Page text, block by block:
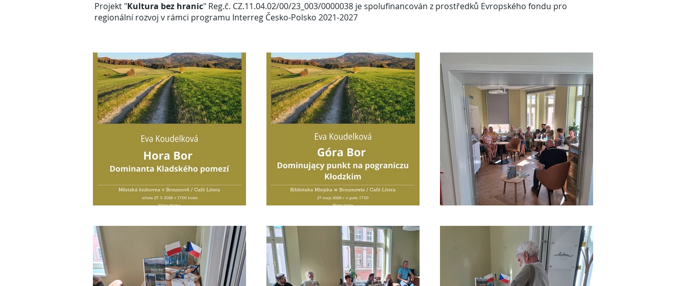
Projekt "Kultura bez hranic" Reg.č. CZ.11.04.02/00/23_003/0000038 je spolufinancován z prostředků Evropského fondu pro
regionální rozvoj v rámci programu Interreg Česko-Polsko 2021-2027